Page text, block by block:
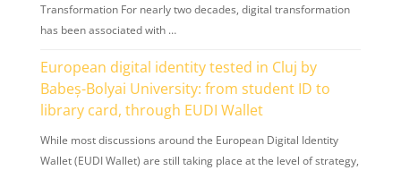
Transformation For nearly two decades, digital transformation
has been associated with …
European digital identity tested in Cluj by
Babeș-Bolyai University: from student ID to
library card, through EUDI Wallet
While most discussions around the European Digital Identity
Wallet (EUDI Wallet) are still taking place at the level of strategy,